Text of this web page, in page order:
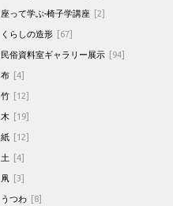
座って学ぶ-椅子学講座 [2]
くらしの造形 [67]
民俗資料室ギャラリー展示 [94]
布 [4]
竹 [12]
木 [19]
紙 [12]
土 [4]
凧 [3]
うつわ [8]